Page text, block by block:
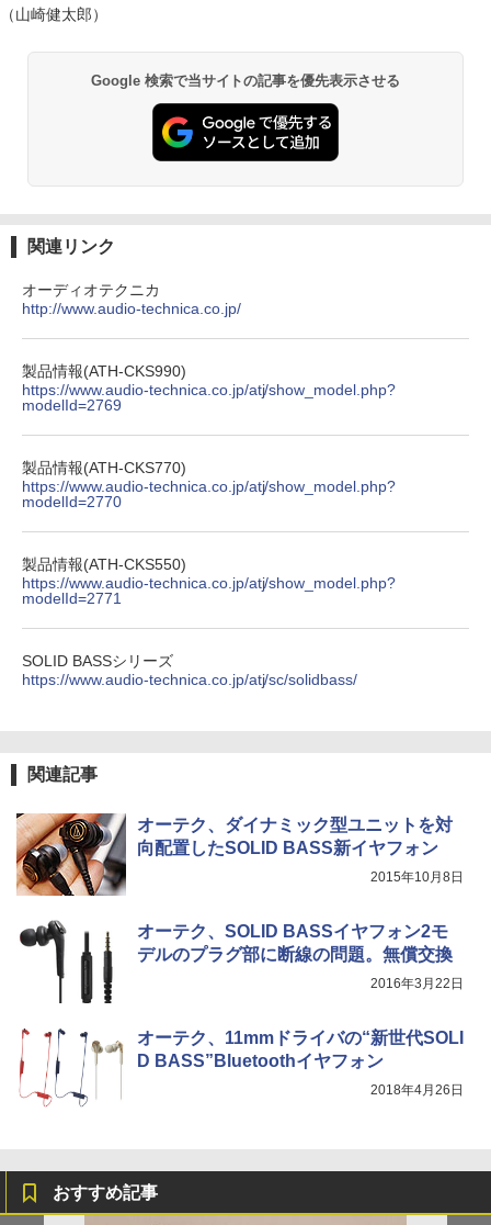
（山崎健太郎）
Google 検索で当サイトの記事を優先表示させる
関連リンク
オーディオテクニカ
http://www.audio-technica.co.jp/
製品情報(ATH-CKS990)
https://www.audio-technica.co.jp/atj/show_model.php?
modelId=2769
製品情報(ATH-CKS770)
https://www.audio-technica.co.jp/atj/show_model.php?
modelId=2770
製品情報(ATH-CKS550)
https://www.audio-technica.co.jp/atj/show_model.php?
modelId=2771
SOLID BASSシリーズ
https://www.audio-technica.co.jp/atj/sc/solidbass/
関連記事
オーテク、ダイナミック型ユニットを対
向配置したSOLID BASS新イヤフォン
2015年10月8日
オーテク、SOLID BASSイヤフォン2モ
デルのプラグ部に断線の問題。無償交換
2016年3月22日
オーテク、11mmドライバの“新世代SOLI
D BASS”Bluetoothイヤフォン
2018年4月26日
おすすめ記事